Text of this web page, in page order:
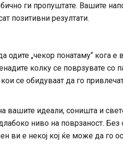
ги пропуштате. Вашите
позитивни резултати.
одите „чекор понатаму“ кога
колку се поврзувате со
се обидуваат да го
вашите идеали, соништа и
ниво на поврзаност. Без
ви е некој кој ќе може да го